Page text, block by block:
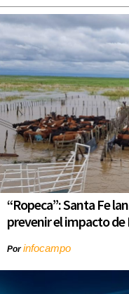
“Ropeca”: Santa Fe
prevenir el impacto de
Porinfocampo